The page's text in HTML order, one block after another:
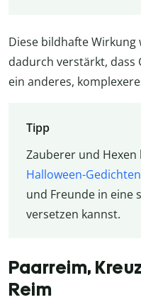
Diese bildhafte
dadurch verstärkt, dass
ein anderes,
Tipp
Zauberer und
Halloween-Gedichten
und Freunde in eine
versetzen kannst.
Paarreim,
Reim